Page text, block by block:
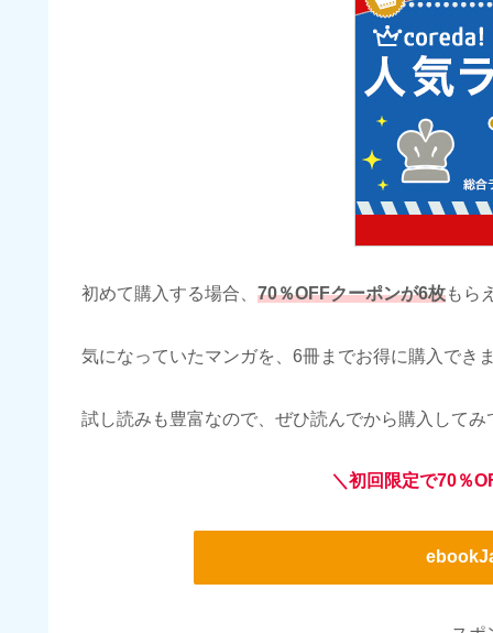
初めて購入する場合、 70％OFFクーポンが6枚もら
気になっていたマンガを、6冊までお得に購入でき
試し読みも豊富なので、ぜひ読んでから購入してみ
＼初回限定で70％